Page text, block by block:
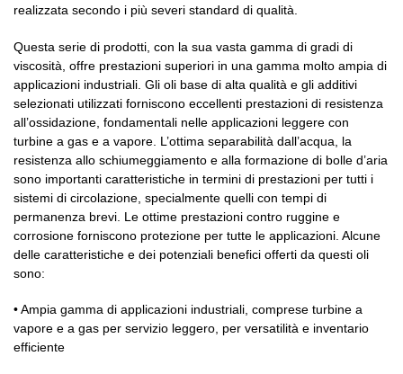
realizzata secondo i più severi standard di qualità.
Questa serie di prodotti, con la sua vasta gamma di gradi di
viscosità, offre prestazioni superiori in una gamma molto ampia di
applicazioni industriali. Gli oli base di alta qualità e gli additivi
selezionati utilizzati forniscono eccellenti prestazioni di resistenza
all’ossidazione, fondamentali nelle applicazioni leggere con
turbine a gas e a vapore. L’ottima separabilità dall’acqua, la
resistenza allo schiumeggiamento e alla formazione di bolle d’aria
sono importanti caratteristiche in termini di prestazioni per tutti i
sistemi di circolazione, specialmente quelli con tempi di
permanenza brevi. Le ottime prestazioni contro ruggine e
corrosione forniscono protezione per tutte le applicazioni. Alcune
delle caratteristiche e dei potenziali benefici offerti da questi oli
sono:
• Ampia gamma di applicazioni industriali, comprese turbine a
vapore e a gas per servizio leggero, per versatilità e inventario
efficiente